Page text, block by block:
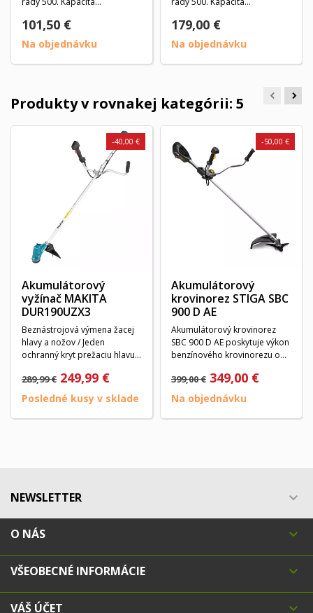
101,50 €
Na objednávku
179,00 €
Na objednávku
Produkty v rovnakej kategórii: 5
Akumulátorový
vyžínač MAKITA
DUR190UZX3
Beznástrojová výmena žacej
hlavy a nožov / Jeden
ochranný kryt prežaciu hlavu,
289,99 €
-40,00 €
249,99 €
Posledné kusy v sklade
Akumulátorový
krovinorez STIGA SBC
900 D AE
Akumulátorový krovinorez
SBC 900 D AE poskytuje výkon
benzínového krovinorezu o
399,00 €
-50,00 €
349,00 €
Na objednávku
NEWSLETTER 
O NÁS 
VŠEOBECNÉ INFORMÁCIE 
VÁŠ ÚČET 